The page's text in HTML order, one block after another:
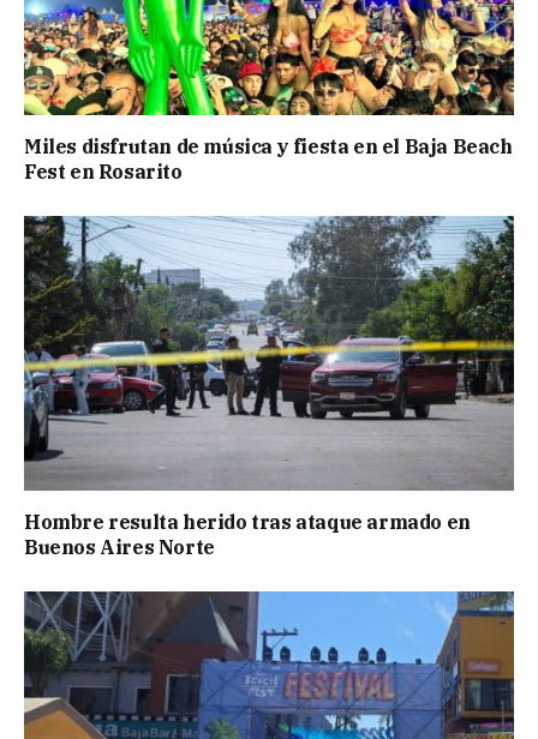
Miles disfrutan de música y fiesta en el Baja Beach
Fest en Rosarito
Hombre resulta herido tras ataque armado en
Buenos Aires Norte